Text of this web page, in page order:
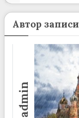
Автор записи
admin